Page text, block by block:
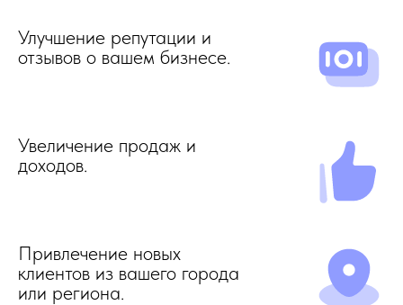
Улучшение репутации и
отзывов о вашем бизнесе.
Увеличение продаж и
доходов.
Привлечение новых
клиентов из вашего города
или региона.